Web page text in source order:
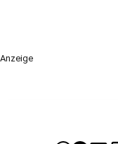
Anzeige